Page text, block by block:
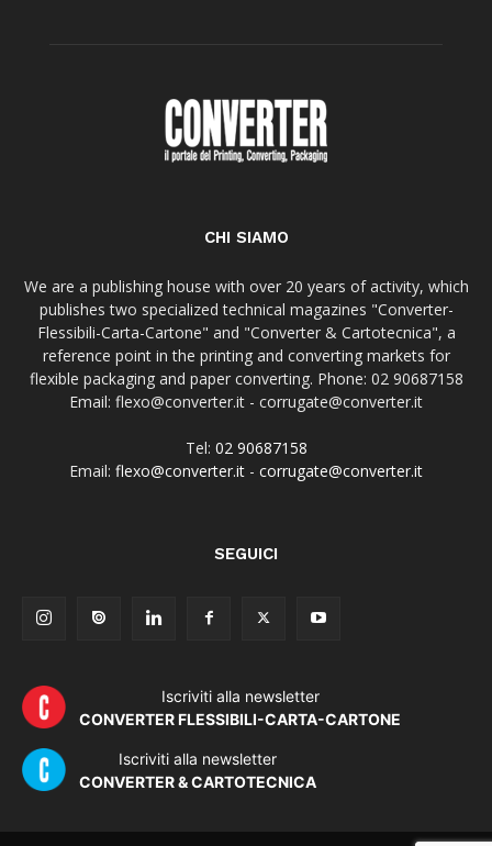
CHI SIAMO
We are a publishing house with over 20 years of activity, which
publishes two specialized technical magazines "Converter-
Flessibili-Carta-Cartone" and "Converter & Cartotecnica", a
reference point in the printing and converting markets for
flexible packaging and paper converting. Phone: 02 90687158
Email: flexo@converter.it - corrugate@converter.it
Tel: 02 90687158
Email: flexo@converter.it - corrugate@converter.it
SEGUICI
Iscriviti alla newsletter
CONVERTER FLESSIBILI-CARTA-CARTONE
Iscriviti alla newsletter
CONVERTER & CARTOTECNICA